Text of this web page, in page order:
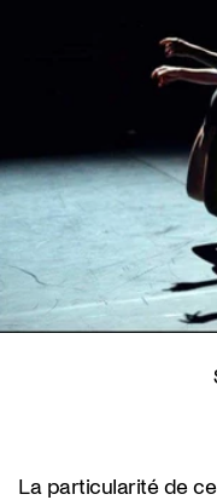
La particularité de